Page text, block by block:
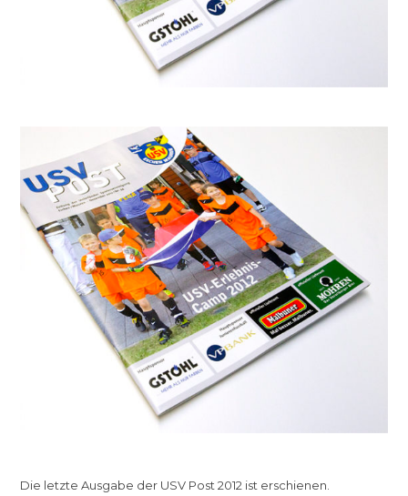
Die letzte Ausgabe der USV Post 2012 ist erschienen.